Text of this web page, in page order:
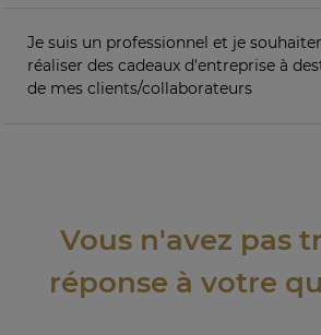
Je suis un professionnel et je
réaliser des cadeaux d'entreprise à
de mes clients/collaborateurs
Vous n'avez pas
réponse à votre